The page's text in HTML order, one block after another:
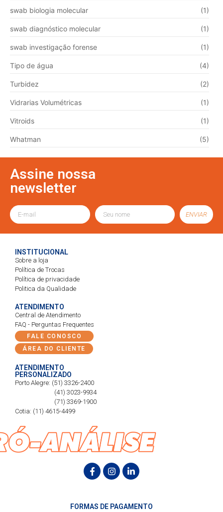
swab biologia molecular (1)
swab diagnóstico molecular (1)
swab investigação forense (1)
Tipo de água (4)
Turbidez (2)
Vidrarias Volumétricas (1)
Vitroids (1)
Whatman (5)
Assine nossa
newsletter
ENVIAR
INSTITUCIONAL
Sobre a loja
Política de Trocas
Política de privacidade
Politica da Qualidade
ATENDIMENTO
Central de Atendimento
FAQ - Perguntas Frequentes
FALE CONOSCO
ÁREA DO CLIENTE
ATENDIMENTO
PERSONALIZADO
Porto Alegre: (51) 3326-2400
(41) 3023-9934
(71) 3369-1900
Cotia: (11) 4615-4499
FORMAS DE PAGAMENTO